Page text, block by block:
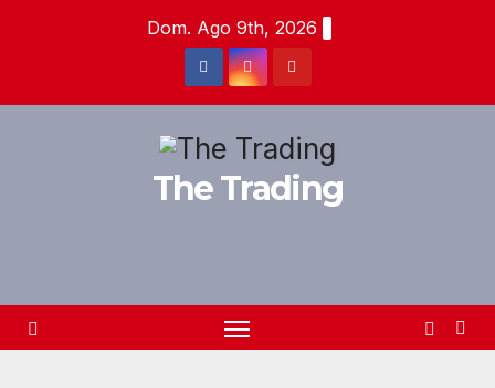
Dom. Ago 9th, 2026
The Trading